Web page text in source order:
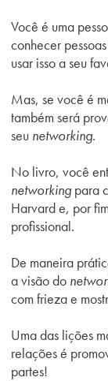
Você é uma
conhecer
usar isso a seu
Mas, se você é
também será
seu networking.
No livro, você
networking para
Harvard e, por
profissional.
De maneira
a visão do
com frieza e
Uma das lições
relações é
partes!